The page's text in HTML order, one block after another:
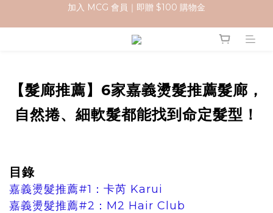
加入 MCG 會員｜即贈 $100 購物金
官網下單指定門市取貨 滿$500免運費
【髮廊推薦】6家嘉義燙髮推薦髮廊，
自然捲、細軟髮都能找到命定髮型！
目錄
嘉義燙髮推薦#1：卡芮 Karui
嘉義燙髮推薦#2：M2 Hair Club